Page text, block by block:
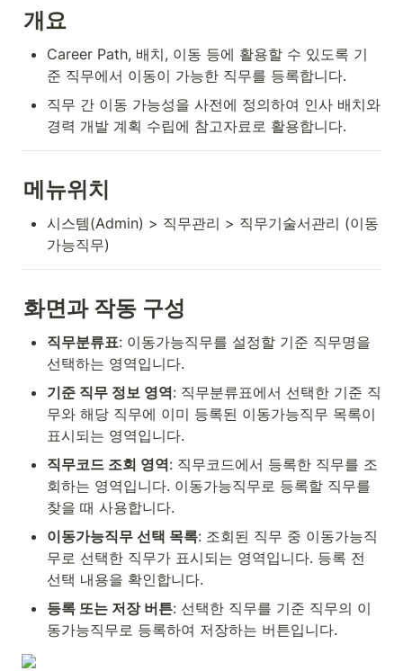
개요
Career Path, 배치, 이동 등에 활용할 수 있도록 기
준 직무에서 이동이 가능한 직무를 등록합니다.
직무 간 이동 가능성을 사전에 정의하여 인사 배치와
경력 개발 계획 수립에 참고자료로 활용합니다.
메뉴위치
시스템(Admin) > 직무관리 > 직무기술서관리 (이동
가능직무)
화면과 작동 구성
직무분류표: 이동가능직무를 설정할 기준 직무명을
선택하는 영역입니다.
기준 직무 정보 영역: 직무분류표에서 선택한 기준 직
무와 해당 직무에 이미 등록된 이동가능직무 목록이
표시되는 영역입니다.
직무코드 조회 영역: 직무코드에서 등록한 직무를 조
회하는 영역입니다. 이동가능직무로 등록할 직무를
찾을 때 사용합니다.
이동가능직무 선택 목록: 조회된 직무 중 이동가능직
무로 선택한 직무가 표시되는 영역입니다. 등록 전
선택 내용을 확인합니다.
등록 또는 저장 버튼: 선택한 직무를 기준 직무의 이
동가능직무로 등록하여 저장하는 버튼입니다.